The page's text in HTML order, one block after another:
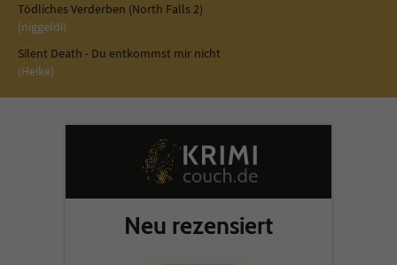
Tödliches Verderben (North Falls 2)
(niggeldi)
Silent Death - Du entkommst mir nicht
(Heike)
Neu rezensiert